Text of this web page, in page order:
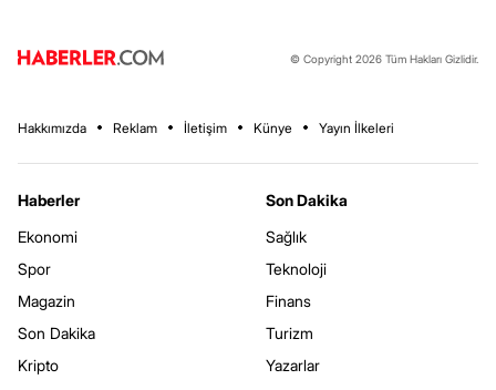
© Copyright 2026 Tüm Hakları Gizlidir.
Hakkımızda Reklam İletişim Künye Yayın İlkeleri
Haberler
Ekonomi
Spor
Magazin
Son Dakika
Kripto
Son Dakika
Sağlık
Teknoloji
Finans
Turizm
Yazarlar